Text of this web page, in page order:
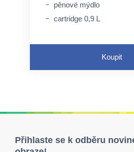
pěnové mýdlo
cartridge 0,9 L
Koupit
Přihlaste se k odběru